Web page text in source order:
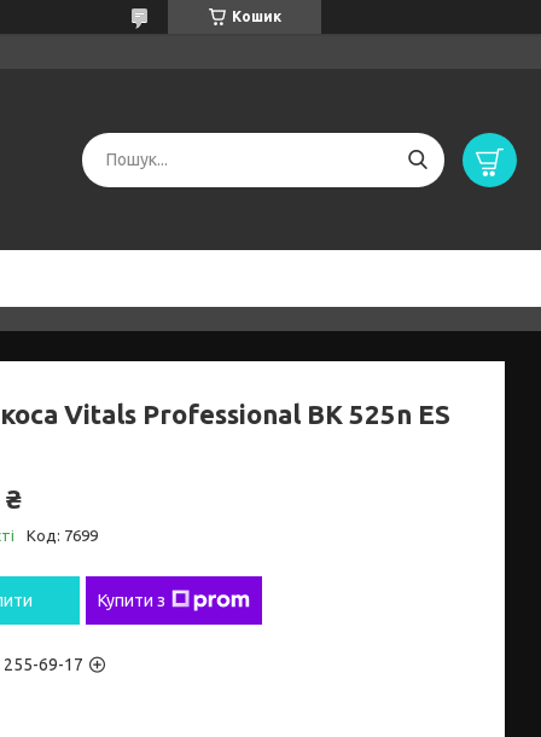
Кошик
Vitals Professional BK 525n ES
Код: 7699
Купити з
255-69-17